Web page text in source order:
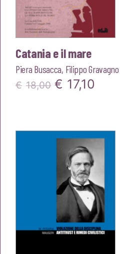
Catania e il mare
Piera Busacca, Filippo Gravagno
€ 18,00 Il
era:
€18,00.
€ 17,10
è:
€17,10.